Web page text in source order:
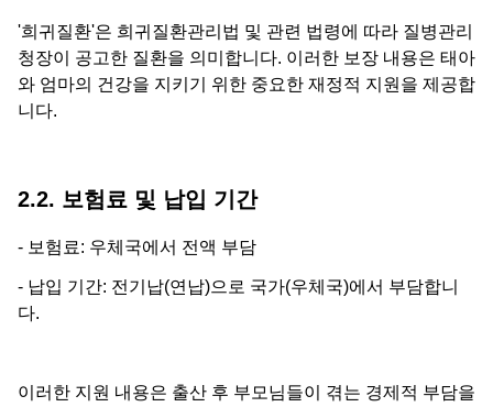
'희귀질환'은 희귀질환관리법 및 관련 법령에 따라 질병관리
청장이 공고한 질환을 의미합니다. 이러한 보장 내용은 태아
와 엄마의 건강을 지키기 위한 중요한 재정적 지원을 제공합
니다.
2.2. 보험료 및 납입 기간
- 보험료: 우체국에서 전액 부담
- 납입 기간: 전기납(연납)으로 국가(우체국)에서 부담합니
다.
이러한 지원 내용은 출산 후 부모님들이 겪는 경제적 부담을